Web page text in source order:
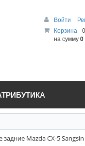
Войти
Корзина
на сумму0
Mazda СХ-5